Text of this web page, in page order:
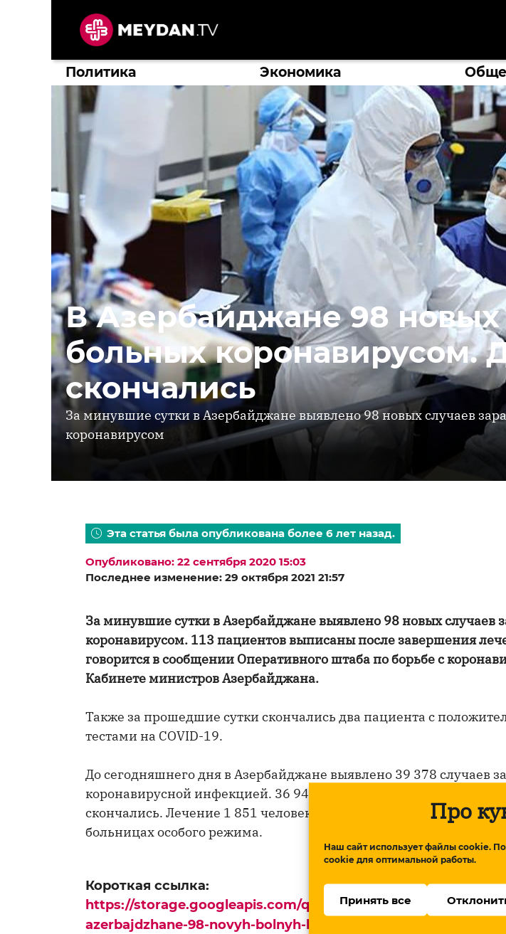
Про
Наш сайт использует файлы cookie.
cookie для оптимальной работы.
Принять все
содержимому
Политика Экономика
В Азербайджане 98 новых
больных коронавирусом.
скончались
За минувшие сутки в Азербайджане выявлено 98 новых случаев
коронавирусом
Эта статья была опубликована более 6 лет назад.
Опубликовано: 22 сентября 2020 15:03
Последнее изменение: 29 октября 2021 21:57
За минувшие сутки в Азербайджане выявлено 98 новых случаев
коронавирусом. 113 пациентов выписаны после завершения
говорится в сообщении Оперативного штаба по борьбе с
Кабинете министров Азербайджана.
Также за прошедшие сутки скончались два пациента с
тестами на COVID-19.
До сегодняшнего дня в Азербайджане выявлено 39 378 случаев
коронавирусной инфекцией. 36 949 пациентов вылечились, 578
скончались. Лечение 1 851 человека, зараженных COVID-19,
больницах особого режима.
Короткая ссылка:
https://storage.googleapis.com/qurium/www.meydan.tv/ru-
azerbajdzhane-98-novyh-bolnyh-koronavirusom-dvoe-